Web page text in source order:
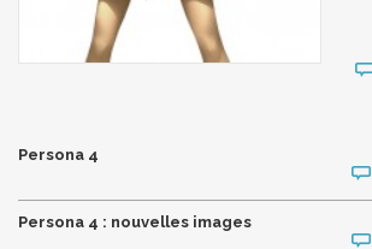
Persona 4
Persona 4 : nouvelles images